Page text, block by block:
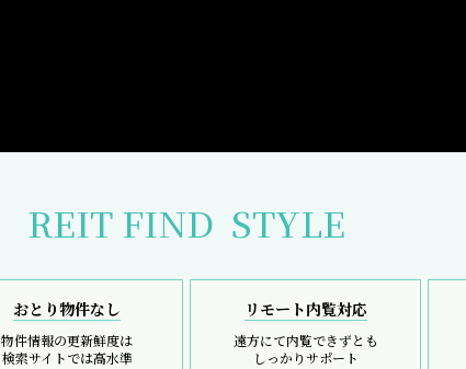
REIT FIND STYLE
おとり物件なし
物件情報の更新鮮度は
検索サイトでは高水準
リモート内覧対応
遠方にて内覧できずとも
しっかりサポート